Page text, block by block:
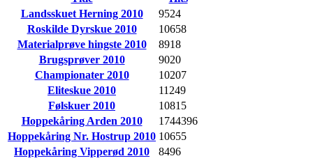
Landsskuet Herning 2010
9524
Roskilde Dyrskue 2010
10658
Materialprøve hingste 2010
8918
Brugsprøver 2010
9020
Championater 2010
10207
Eliteskue 2010
11249
Følskuer 2010
10815
Hoppekåring Arden 2010
1744396
Hoppekåring Nr. Hostrup 2010 10655
Hoppekåring Vipperød 2010
8496